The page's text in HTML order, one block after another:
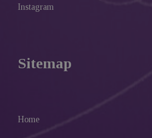
Instagram
Sitemap
Home